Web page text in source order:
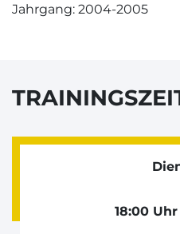
Jahrgang: 2004-2005
18:00